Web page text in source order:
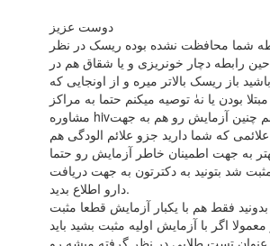
دوست عزیز
شما محافظت نشده بوده ریسک در نظر
رابطه دچار خونریزی و یا شقاق هم در
باز ریسک بالاتر میره و از اونجایی که
بودن یا نهٰ توصیه میکنم حتما به مراکز
مشاوره hivمراحعه کنید و هم چنین آزمایش رو هم به جهت
علائمی که شما دارید جزو علائم الودگی هم
به جهت اطمینان خاطر آزمایش رو حتما
مثبت شد بتونید به دکترتون به جهت دریافت
دارو اطلاع بدید.
فقط هم با یکبار آزمایش قطعا مثبت
اگر با آزمایش اولیه مثبت بشید باید